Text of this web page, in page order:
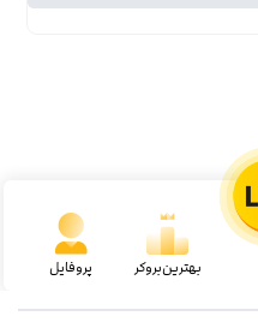
بهترین‌بروکر پروفایل